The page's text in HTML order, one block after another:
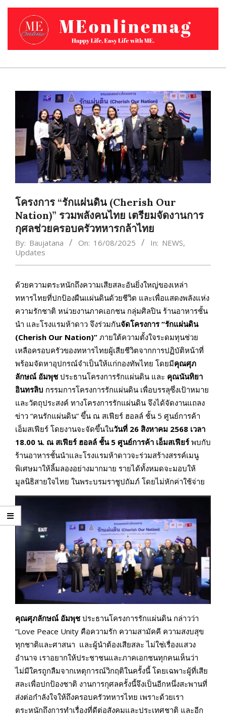
Skip
content
Primary
โครงการ “รักแผ่นดิน (Cherish Our
Nation)” รวมพลังคนไทย เตรียมจัดงานการ
กุศลช่วยครอบครัวทหารกล้าไทย
By: Baujatana On: 16/08/2025 In: NEWS,
Updates
ด้วยความตระหนักถึงความเสียสละอันยิ่งใหญ่ของเหล่า
ทหารไทยที่ปกป้องผืนแผ่นดินด้วยชีวิต และเพื่อแสดงพลังแห่ง
ความรักชาติ หน่วยงานภาคเอกชน กลุ่มศิลปิน ร้านอาหารชั้น
นำ และโรงแรมห้าดาว จึงร่วมกันจัดโครงการ “รักแผ่นดิน
(Cherish Our Nation)” ภายใต้ความตั้งใจระดมทุนช่วย
เหลือครอบครัวของทหารไทยผู้เสียชีวิตจากการปฏิบัติหน้าที่
พร้อมจัดหาอุปกรณ์จำเป็นให้แก่กองทัพไทย โดยมีคุณศุภ
ลักษณ์ อัมพุชประธานโครงการรักแผ่นดิน และ คุณนันทิยา
อินทรลิบ กรรมการโครงการรักแผ่นดิน เพื่อบรรลุซึ่งเป้าหมาย
และวัตถุประสงค์ ทางโครงการรักแผ่นดิน จึงได้จัดงานแถลง
ข่าว “คนรักแผ่นดิน” ขึ้น ณ สเฟียร์ ฮอลล์ ชั้น 5 ศูนย์การค้า
เอ็มสเฟียร์ โดยงานจะจัดขึ้นในวันที่ 26 สิงหาคม 2568 เวลา
18.00 น. ณ สเฟียร์ ฮอลล์ ชั้น 5 ศูนย์การค้า เอ็มสเฟียร์พบกับ
ร้านอาหารชั้นนำและโรงแรมห้าดาวจะร่วมสร้างสรรค์เมนู
พิเศษมาให้ลิ้มลองอย่างมากมาย รายได้ทั้งหมดจะมอบให้
มูลนิธิสายใจไทย ในพระบรมราชูปถัมภ์ โดยไม่หักค่าใช้จ่าย
คุณศุภลักษณ์ อัมพุชประธานโครงการรักแผ่นดิน กล่าวว่า
“Love Peace Unity คือความรัก ความสามัคคี ความสงบสุข
ทุกชาติและศาสนา และผู้นำต้องเสียสละ ไม่ใช่เรื่องแสวง
อำนาจ เราอยากให้ประชาชนและภาคเอกชนทุกคนเห็นว่า
ไม่มีใครถูกลืมจากเหตุการณ์วิกฤติในครั้งนี้ โดยเฉพาะผู้ที่เสีย
สละเพื่อปกป้องชาติ งานการกุศลครั้งนี้จึงเป็นอีกหนึ่งสะพานที่
ส่งต่อกำลังใจให้ถึงครอบครัวทหารไทย เพราะด้วยเรา
ตระหนักถึงการทำเรื่องที่ดีต่อสังคมและประเทศชาติ และอีก